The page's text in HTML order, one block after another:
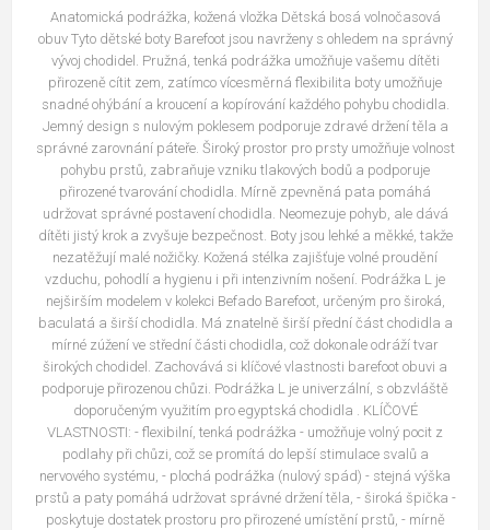
Anatomická podrážka, kožená vložka Dětská bosá volnočasová
obuv Tyto dětské boty Barefoot jsou navrženy s ohledem na správný
vývoj chodidel. Pružná, tenká podrážka umožňuje vašemu dítěti
přirozeně cítit zem, zatímco vícesměrná flexibilita boty umožňuje
snadné ohýbání a kroucení a kopírování každého pohybu chodidla.
Jemný design s nulovým poklesem podporuje zdravé držení těla a
správné zarovnání páteře. Široký prostor pro prsty umožňuje volnost
pohybu prstů, zabraňuje vzniku tlakových bodů a podporuje
přirozené tvarování chodidla. Mírně zpevněná pata pomáhá
udržovat správné postavení chodidla. Neomezuje pohyb, ale dává
dítěti jistý krok a zvyšuje bezpečnost. Boty jsou lehké a měkké, takže
nezatěžují malé nožičky. Kožená stélka zajišťuje volné proudění
vzduchu, pohodlí a hygienu i při intenzivním nošení. Podrážka L je
nejširším modelem v kolekci Befado Barefoot, určeným pro široká,
baculatá a širší chodidla. Má znatelně širší přední část chodidla a
mírné zúžení ve střední části chodidla, což dokonale odráží tvar
širokých chodidel. Zachovává si klíčové vlastnosti barefoot obuvi a
podporuje přirozenou chůzi. Podrážka L je univerzální, s obzvláště
doporučeným využitím pro egyptská chodidla . KLÍČOVÉ
VLASTNOSTI: - flexibilní, tenká podrážka - umožňuje volný pocit z
podlahy při chůzi, což se promítá do lepší stimulace svalů a
nervového systému, - plochá podrážka (nulový spád) - stejná výška
prstů a paty pomáhá udržovat správné držení těla, - široká špička -
poskytuje dostatek prostoru pro přirozené umístění prstů, - mírně